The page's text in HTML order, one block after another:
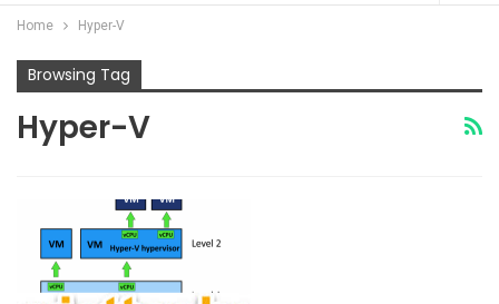
Home Hyper-V
Browsing Tag
Hyper-V